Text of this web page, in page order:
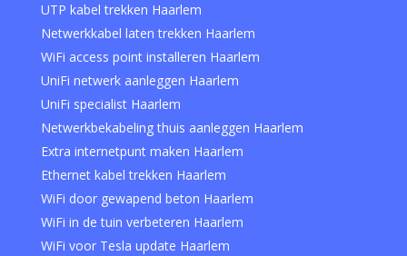
UTP kabel trekken Haarlem
Netwerkkabel laten trekken Haarlem
WiFi access point installeren Haarlem
UniFi netwerk aanleggen Haarlem
UniFi specialist Haarlem
Netwerkbekabeling thuis aanleggen Haarlem
Extra internetpunt maken Haarlem
Ethernet kabel trekken Haarlem
WiFi door gewapend beton Haarlem
WiFi in de tuin verbeteren Haarlem
WiFi voor Tesla update Haarlem